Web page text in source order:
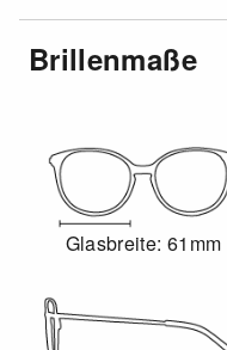
Brillenmaße
Glasbreite: 61mm